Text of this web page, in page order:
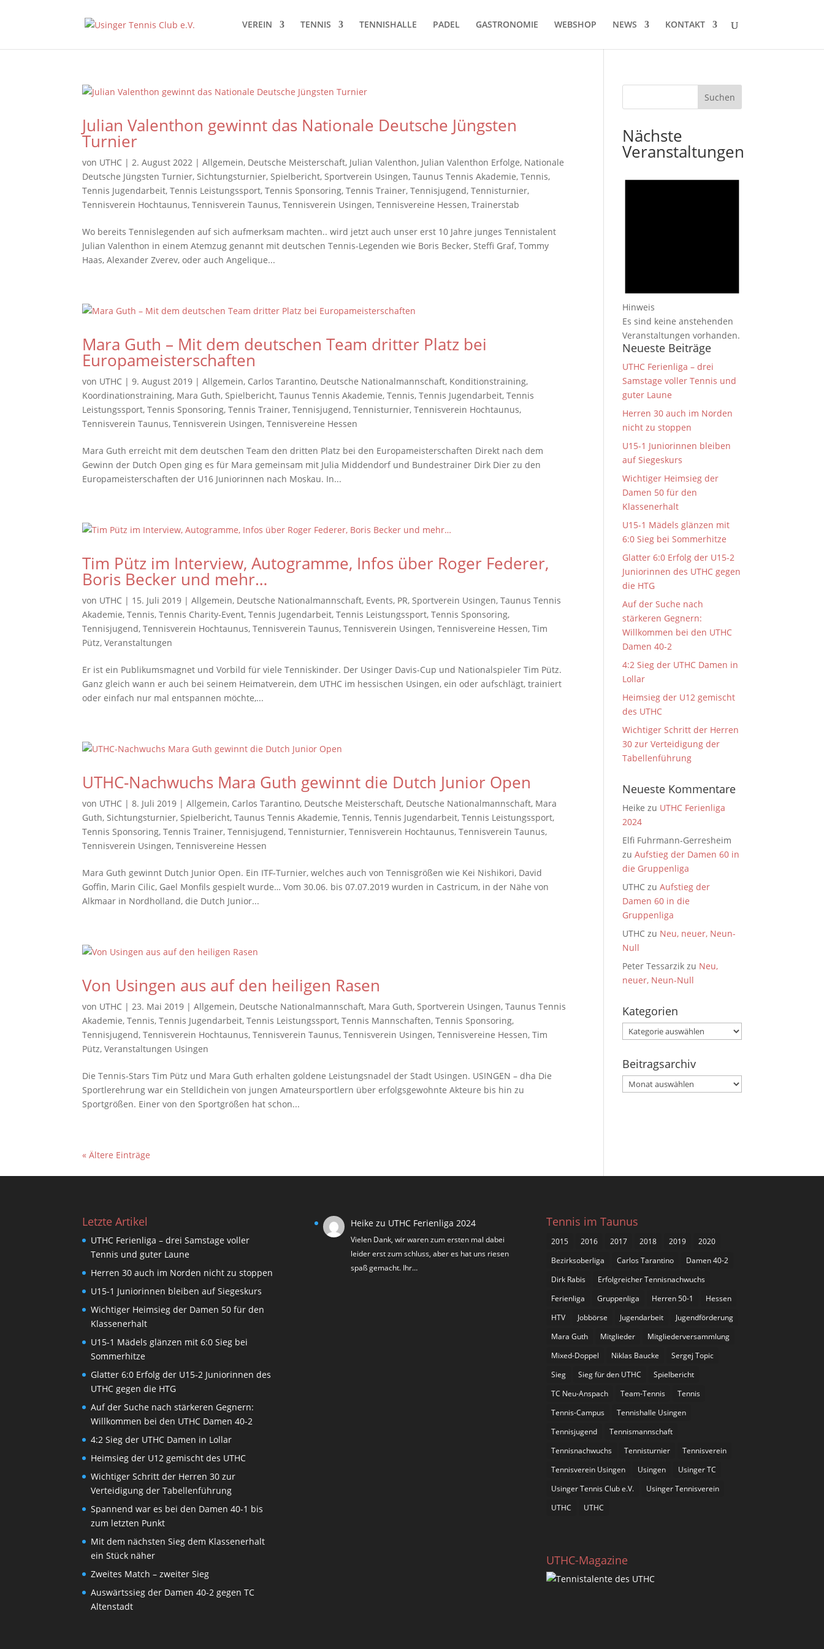
VEREIN TENNIS TENNISHALLE PADEL GASTRONOMIE WEBSHOP NEWS KONTAKT
Julian Valenthon gewinnt das Nationale Deutsche Jüngsten
Turnier
von UTHC |2. August 2022 |Allgemein, Deutsche Meisterschaft, Julian Valenthon, Julian Valenthon Erfolge, Nationale
Deutsche Jüngsten Turnier,Sichtungsturnier,Spielbericht,Sportverein Usingen,Taunus Tennis Akademie,Tennis,
Tennis Jugendarbeit,Tennis Leistungssport,Tennis Sponsoring,Tennis Trainer,Tennisjugend,Tennisturnier,
Tennisverein Hochtaunus,Tennisverein Taunus,Tennisverein Usingen,Tennisvereine Hessen,Trainerstab
Wo bereits Tennislegenden auf sich aufmerksam machten.. wird jetzt auch unser erst 10 Jahre junges Tennistalent
Julian Valenthon in einem Atemzug genannt mit deutschen Tennis-Legenden wie Boris Becker, Steffi Graf, Tommy
Haas, Alexander Zverev, oder auch Angelique...
Mara Guth – Mit dem deutschen Team dritter Platz bei
Europameisterschaften
von UTHC |9. August 2019 |Allgemein, Carlos Tarantino, Deutsche Nationalmannschaft, Konditionstraining,
Koordinationstraining, Mara Guth,Spielbericht,Taunus Tennis Akademie,Tennis,Tennis Jugendarbeit,Tennis
Leistungssport,Tennis Sponsoring,Tennis Trainer,Tennisjugend,Tennisturnier,Tennisverein Hochtaunus,
Tennisverein Taunus,Tennisverein Usingen,Tennisvereine Hessen
Mara Guth erreicht mit dem deutschen Team den dritten Platz bei den Europameisterschaften Direkt nach dem
Gewinn der Dutch Open ging es für Mara gemeinsam mit Julia Middendorf und Bundestrainer Dirk Dier zu den
Europameisterschaften der U16 Juniorinnen nach Moskau. In...
Tim Pütz im Interview, Autogramme, Infos über Roger Federer,
Boris Becker und mehr…
von UTHC | 15. Juli 2019 |Allgemein, Deutsche Nationalmannschaft, Events, PR,Sportverein Usingen,Taunus Tennis
Akademie,Tennis,Tennis Charity-Event,Tennis Jugendarbeit,Tennis Leistungssport,Tennis Sponsoring,
Tennisjugend,Tennisverein Hochtaunus,Tennisverein Taunus,Tennisverein Usingen,Tennisvereine Hessen,Tim
Pütz,Veranstaltungen
Er ist ein Publikumsmagnet und Vorbild für viele Tenniskinder. Der Usinger Davis-Cup und Nationalspieler Tim Pütz.
Ganz gleich wann er auch bei seinem Heimatverein, dem UTHC im hessischen Usingen, ein oder aufschlägt, trainiert
oder einfach nur mal entspannen möchte,...
UTHC-Nachwuchs Mara Guth gewinnt die Dutch Junior Open
von UTHC |8. Juli 2019 |Allgemein, Carlos Tarantino, Deutsche Meisterschaft, Deutsche Nationalmannschaft, Mara
Guth,Sichtungsturnier,Spielbericht,Taunus Tennis Akademie,Tennis,Tennis Jugendarbeit,Tennis Leistungssport,
Tennis Sponsoring,Tennis Trainer,Tennisjugend,Tennisturnier,Tennisverein Hochtaunus,Tennisverein Taunus,
Tennisverein Usingen,Tennisvereine Hessen
Mara Guth gewinnt Dutch Junior Open. Ein ITF-Turnier, welches auch von Tennisgrößen wie Kei Nishikori, David
Goffin, Marin Cilic, Gael Monfils gespielt wurde… Vom 30.06. bis 07.07.2019 wurden in Castricum, in der Nähe von
Alkmaar in Nordholland, die Dutch Junior...
Von Usingen aus auf den heiligen Rasen
von UTHC |23. Mai 2019 |Allgemein, Deutsche Nationalmannschaft, Mara Guth,Sportverein Usingen,Taunus Tennis
Akademie,Tennis,Tennis Jugendarbeit,Tennis Leistungssport,Tennis Mannschaften,Tennis Sponsoring,
Tennisjugend,Tennisverein Hochtaunus,Tennisverein Taunus,Tennisverein Usingen,Tennisvereine Hessen,Tim
Pütz,Veranstaltungen Usingen
Die Tennis-Stars Tim Pütz und Mara Guth erhalten goldene Leistungsnadel der Stadt Usingen. USINGEN – dha Die
Sportlerehrung war ein Stelldichein von jungen Amateursportlern über erfolgsgewohnte Akteure bis hin zu
Sportgrößen. Einer von den Sportgrößen hat schon...
« Ältere Einträge
Nächste
Veranstaltungen
Hinweis
Es sind keine anstehenden
Veranstaltungen vorhanden.
Neueste Beiträge
UTHC Ferienliga – drei
Samstage voller Tennis und
guter Laune
Herren 30 auch im Norden
nicht zu stoppen
U15-1 Juniorinnen bleiben
auf Siegeskurs
Wichtiger Heimsieg der
Damen 50 für den
Klassenerhalt
U15-1 Mädels glänzen mit
6:0 Sieg bei Sommerhitze
Glatter 6:0 Erfolg der U15-2
Juniorinnen des UTHC gegen
die HTG
Auf der Suche nach
stärkeren Gegnern:
Willkommen bei den UTHC
Damen 40-2
4:2 Sieg der UTHC Damen in
Lollar
Heimsieg der U12 gemischt
des UTHC
Wichtiger Schritt der Herren
30 zur Verteidigung der
Tabellenführung
Neueste Kommentare
Heike zu UTHC Ferienliga
2024
Elfi Fuhrmann-Gerresheim
zuAufstieg der Damen 60 in
die Gruppenliga
UTHC zuAufstieg der
Damen 60 in die
Gruppenliga
UTHC zu Neu, neuer, Neun-
Null
Peter Tessarzik zu Neu,
neuer, Neun-Null
Kategorien
Kategorien
Beitragsarchiv
Beitragsarchiv
Letzte Artikel
UTHC Ferienliga – drei Samstage voller
Tennis und guter Laune
Herren 30 auch im Norden nicht zu stoppen
U15-1 Juniorinnen bleiben auf Siegeskurs
Wichtiger Heimsieg der Damen 50 für den
Klassenerhalt
U15-1 Mädels glänzen mit 6:0 Sieg bei
Sommerhitze
Glatter 6:0 Erfolg der U15-2 Juniorinnen des
UTHC gegen die HTG
Auf der Suche nach stärkeren Gegnern:
Willkommen bei den UTHC Damen 40-2
4:2 Sieg der UTHC Damen in Lollar
Heimsieg der U12 gemischt des UTHC
Wichtiger Schritt der Herren 30 zur
Verteidigung der Tabellenführung
Spannend war es bei den Damen 40-1 bis
zum letzten Punkt
Mit dem nächsten Sieg dem Klassenerhalt
ein Stück näher
Zweites Match – zweiter Sieg
Auswärtssieg der Damen 40-2 gegen TC
Altenstadt
Heike zu UTHC Ferienliga 2024
Vielen Dank, wir waren zum ersten mal dabei
leider erst zum schluss, aber es hat uns riesen
spaß gemacht. Ihr…
Tennis im Taunus
2015 2016 2017 2018 2019
2020
Bezirksoberliga
Carlos Tarantino
Damen 40-2
Dirk Rabis
Erfolgreicher Tennisnachwuchs
Ferienliga
Gruppenliga Herren 50-1
Hessen
HTV
Jobbörse Jugendarbeit
Jugendförderung
Mara Guth
Mitglieder
Mitgliederversammlung
Mixed-Doppel
Niklas Baucke
Sergej Topic
Sieg
Sieg für den UTHC
Spielbericht
TC Neu-Anspach
Team-Tennis
Tennis
Tennis-Campus
Tennishalle Usingen
Tennisjugend
Tennismannschaft
Tennisnachwuchs
Tennisturnier
Tennisverein
Tennisverein Usingen
Usingen
Usinger TC
Usinger Tennis Club e.V.
Usinger Tennisverein
UTHC
UTHC
UTHC-Magazine